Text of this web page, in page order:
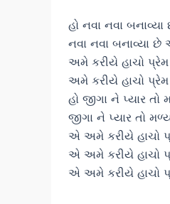
હો નવા નવા
નવા નવા બનાવ્યા છે
અમે કરીયે હાચો
અમે કરીયે હાચો
હો જીગા ને પ્યાર તો
જીગા ને પ્યાર તો
એ અમે કરીયે હાચો
એ અમે કરીયે હાચો
એ અમે કરીયે હાચો